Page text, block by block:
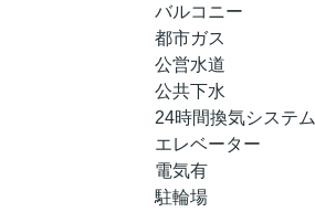
バルコニー
都市ガス
公営水道
公共下水
24時間換気システム
エレベーター
電気有
駐輪場